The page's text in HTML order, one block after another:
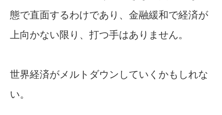
態で直面するわけであり、金融緩和で経済が
上向かない限り、打つ手はありません。
世界経済がメルトダウンしていくかもしれな
い。